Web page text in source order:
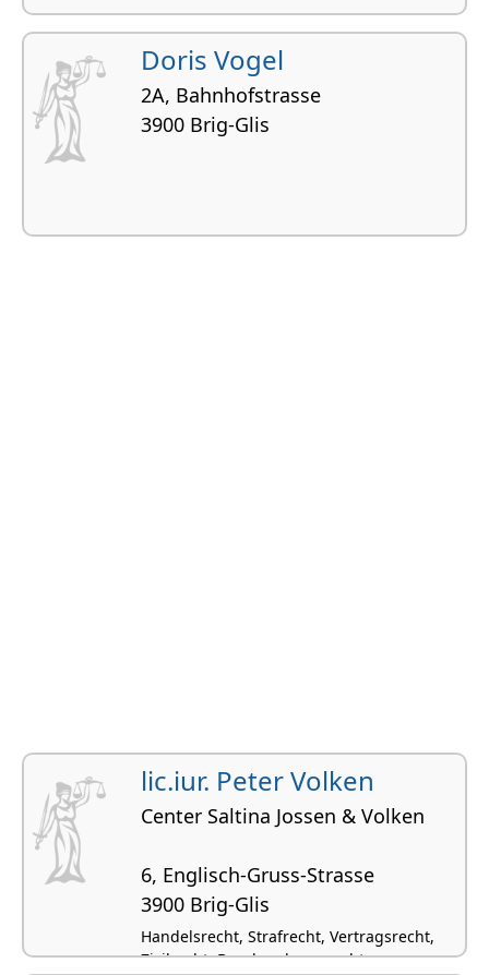
Doris Vogel
2A, Bahnhofstrasse
3900 Brig-Glis
lic.iur. Peter Volken
Center Saltina Jossen & Volken
6, Englisch-Gruss-Strasse
3900 Brig-Glis
Handelsrecht, Strafrecht, Vertragsrecht,
Zivilrecht, Beurkundungsrecht